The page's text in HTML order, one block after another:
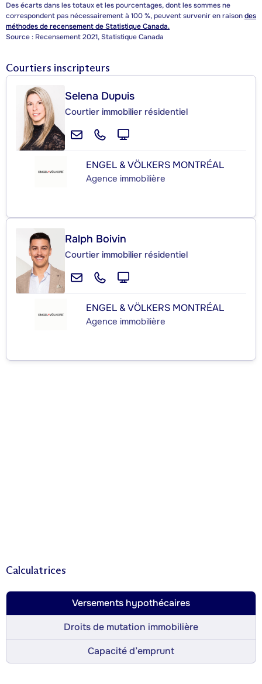
Des écarts dans les totaux et les pourcentages, dont les sommes ne
correspondent pas nécessairement à 100 %, peuvent survenir en raisondes
méthodes de recensement de Statistique Canada.
Source : Recensement 2021, Statistique Canada
Courtiers inscripteurs
Selena Dupuis
Courtier immobilier résidentiel
ENGEL & VÖLKERS MONTRÉAL
Agence immobilière
Ralph Boivin
Courtier immobilier résidentiel
ENGEL & VÖLKERS MONTRÉAL
Agence immobilière
Calculatrices
Versements hypothécaires
Droits de mutation immobilière
Capacité d’emprunt